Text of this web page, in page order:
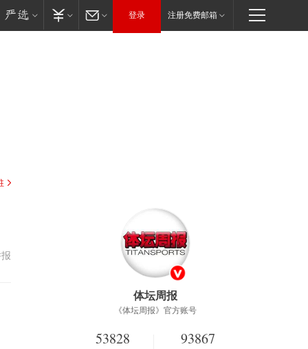
登录 注册免费邮箱
体坛周报
《体坛周报》官方账号
53828 93867